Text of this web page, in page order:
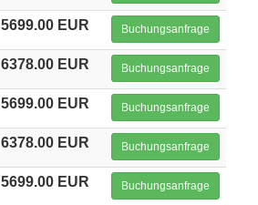
5699.00 EUR Buchungsanfrage
6378.00 EUR Buchungsanfrage
5699.00 EUR Buchungsanfrage
6378.00 EUR Buchungsanfrage
5699.00 EUR Buchungsanfrage